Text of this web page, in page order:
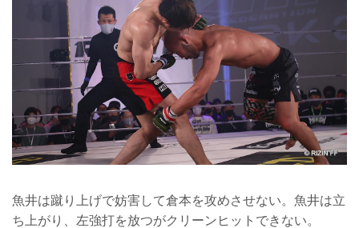
魚井は蹴り上げで妨害して倉本を攻めさせない。魚井は立
ち上がり、左強打を放つがクリーンヒットできない。